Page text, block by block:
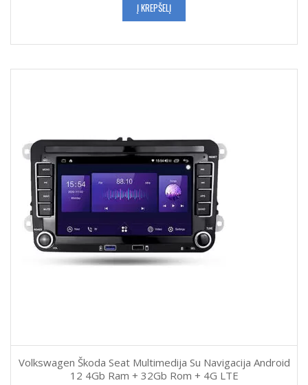
Į KREPŠELĮ
Volkswagen Škoda Seat Multimedija Su Navigacija Android
12 4Gb Ram + 32Gb Rom + 4G LTE